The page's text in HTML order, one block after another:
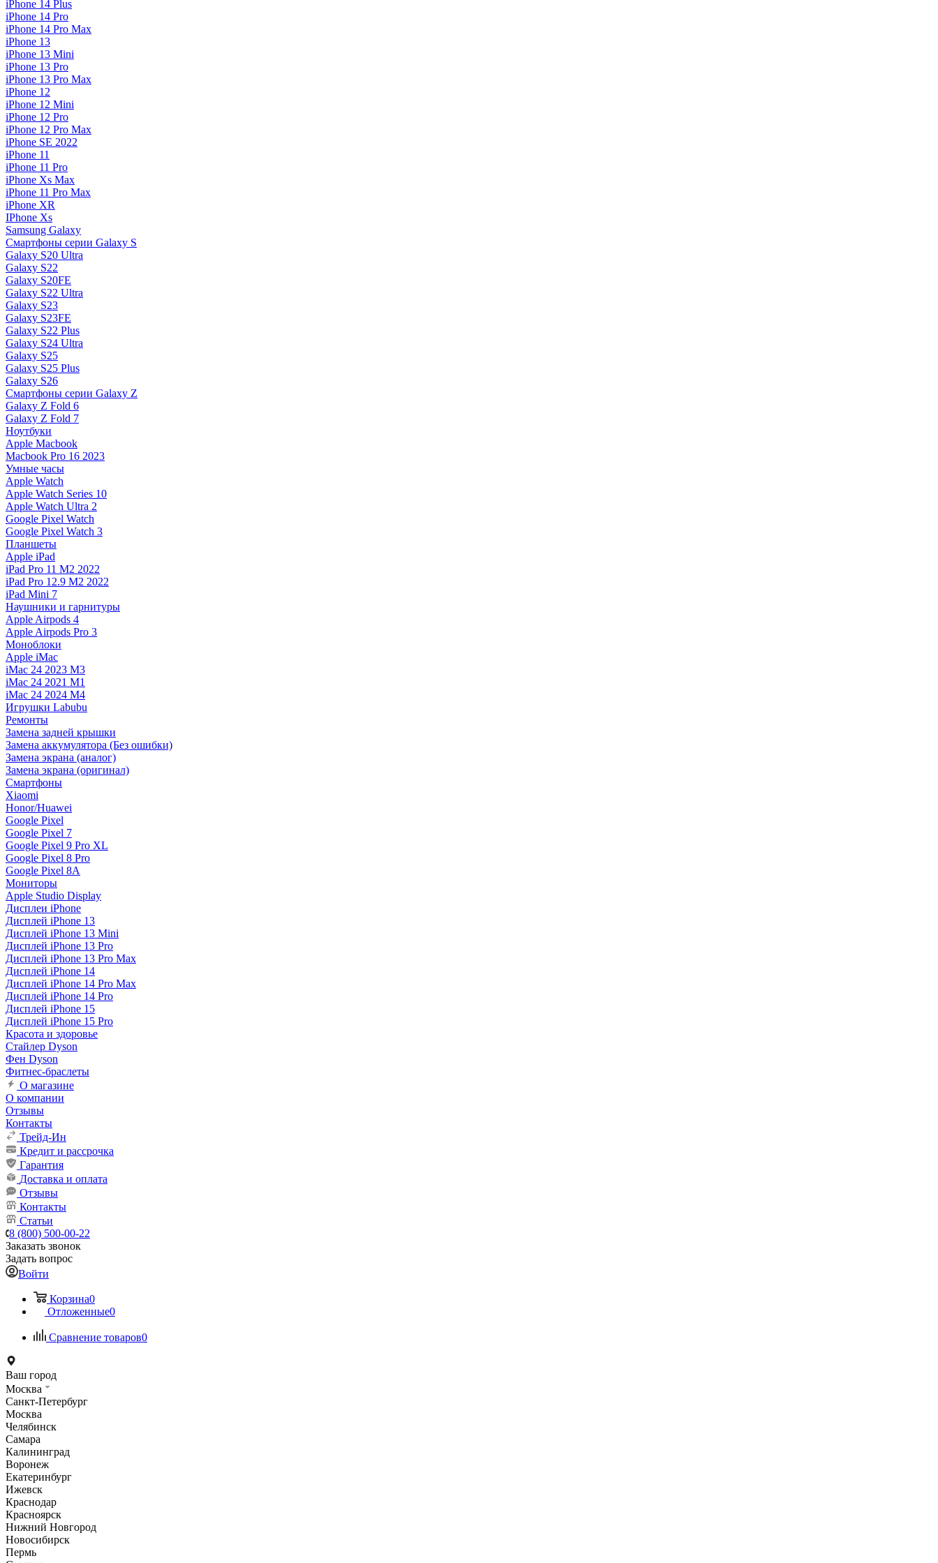
iPhone 14 Plus
iPhone 14 Pro
iPhone 14 Pro Max
iPhone 13
iPhone 13 Mini
iPhone 13 Pro
iPhone 13 Pro Max
iPhone 12
iPhone 12 Mini
iPhone 12 Pro
iPhone 12 Pro Max
iPhone SE 2022
iPhone 11
iPhone 11 Pro
iPhone Xs Max
iPhone 11 Pro Max
iPhone XR
IPhone Xs
Samsung Galaxy
Смартфоны серии Galaxy S
Galaxy S20 Ultra
Galaxy S22
Galaxy S20FE
Galaxy S22 Ultra
Galaxy S23
Galaxy S23FE
Galaxy S22 Plus
Galaxy S24 Ultra
Galaxy S25
Galaxy S25 Plus
Galaxy S26
Смартфоны серии Galaxy Z
Galaxy Z Fold 6
Galaxy Z Fold 7
Ноутбуки
Apple Macbook
Macbook Pro 16 2023
Умные часы
Apple Watch
Apple Watch Series 10
Apple Watch Ultra 2
Google Pixel Watch
Google Pixel Watch 3
Планшеты
Apple iPad
iPad Pro 11 M2 2022
iPad Pro 12.9 M2 2022
iPad Mini 7
Наушники и гарнитуры
Apple Airpods 4
Apple Airpods Pro 3
Моноблоки
Apple iMac
iMac 24 2023 M3
iMac 24 2021 M1
iMac 24 2024 M4
Игрушки Labubu
Ремонты
Замена задней крышки
Замена аккумулятора (Без ошибки)
Замена экрана (аналог)
Замена экрана (оригинал)
Смартфоны
Xiaomi
Honor/Huawei
Google Pixel
Google Pixel 7
Google Pixel 9 Pro XL
Google Pixel 8 Pro
Google Pixel 8A
Мониторы
Apple Studio Display
Дисплеи iPhone
Дисплей iPhone 13
Дисплей iPhone 13 Mini
Дисплей iPhone 13 Pro
Дисплей iPhone 13 Pro Max
Дисплей iPhone 14
Дисплей iPhone 14 Pro Max
Дисплей iPhone 14 Pro
Дисплей iPhone 15
Дисплей iPhone 15 Pro
Красота и здоровье
Стайлер Dyson
Фен Dyson
Фитнес-браслеты
О магазине
О компании
Отзывы
Контакты
Трейд-Ин
Кредит и рассрочка
Гарантия
Доставка и оплата
Отзывы
Контакты
Статьи
8 (800) 500-00-22
Заказать звонок
Задать вопрос
Войти
Корзина0
Отложенные0
Сравнение товаров0
Ваш город
Москва
Санкт-Петербург
Москва
Челябинск
Самара
Калининград
Воронеж
Екатеринбург
Ижевск
Краснодар
Красноярск
Нижний Новгород
Новосибирск
Пермь